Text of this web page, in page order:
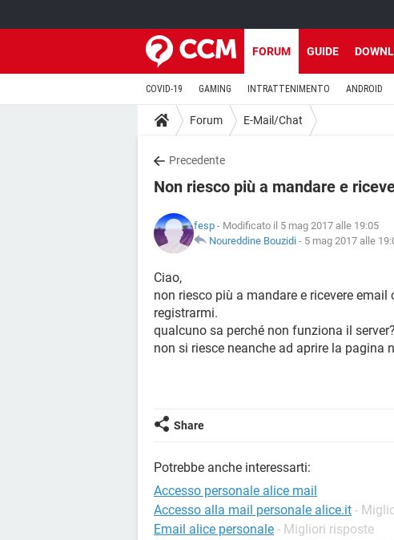
FORUM GUIDE
COVID-19 GAMING INTRATTENIMENTO ANDROID
Forum E-Mail/Chat
Precedente
Non riesco più a mandare e
fesp - Modificato il 5 mag 2017 alle 19:05
Noureddine Bouzidi - 5 mag 2017 alle
Ciao,
non riesco più a mandare e ricevere
registrarmi.
qualcuno sa perché non funziona il server?
non si riesce neanche ad aprire la pagina
Share
Potrebbe anche interessarti:
Accesso personale alice mail
Accesso alla mail personale alice.it -
Email alice personale - Migliori risposte